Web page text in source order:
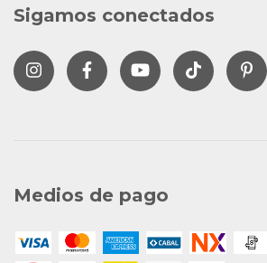
Sigamos conectados
Medios de pago